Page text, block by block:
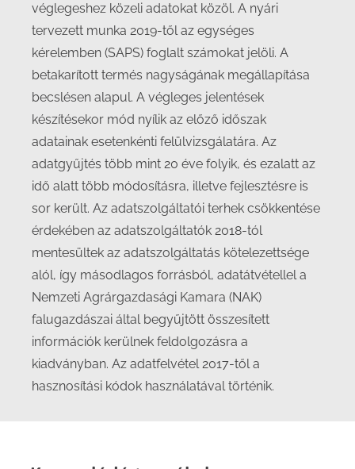
véglegeshez közeli adatokat közöl. A nyári
tervezett munka 2019-től az egységes
kérelemben (SAPS) foglalt számokat jelöli. A
betakarított termés nagyságának megállapítása
becslésen alapul. A végleges jelentések
készítésekor mód nyílik az előző időszak
adatainak esetenkénti felülvizsgálatára. Az
adatgyűjtés több mint 20 éve folyik, és ezalatt az
idő alatt több módosításra, illetve fejlesztésre is
sor került. Az adatszolgáltatói terhek csökkentése
érdekében az adatszolgáltatók 2018-tól
mentesültek az adatszolgáltatás kötelezettsége
alól, így másodlagos forrásból, adatátvétellel a
Nemzeti Agrárgazdasági Kamara (NAK)
falugazdászai által begyűjtött összesített
információk kerülnek feldolgozásra a
kiadványban. Az adatfelvétel 2017-től a
hasznosítási kódok használatával történik.